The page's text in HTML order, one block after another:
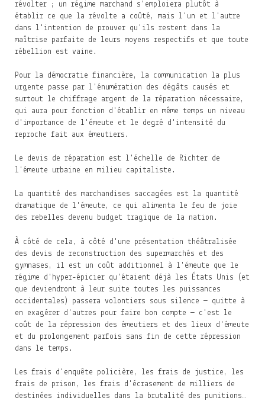
révolter ; un régime marchand s'emploiera plutôt à
établir ce que la révolte a coûté, mais l'un et l'autre
dans l'intention de prouver qu'ils restent dans la
maîtrise parfaite de leurs moyens respectifs et que toute
rébellion est vaine.
Pour la démocratie financière, la communication la plus
urgente passe par l'énumération des dégâts causés et
surtout le chiffrage argent de la réparation nécessaire,
qui aura pour fonction d'établir en même temps un niveau
d'importance de l'émeute et le degré d'intensité du
reproche fait aux émeutiers.
Le devis de réparation est l'échelle de Richter de
l'émeute urbaine en milieu capitaliste.
La quantité des marchandises saccagées est la quantité
dramatique de l'émeute, ce qui alimenta le feu de joie
des rebelles devenu budget tragique de la nation.
À côté de cela, à côté d'une présentation théâtralisée
des devis de reconstruction des supermarchés et des
gymnases, il est un coût additionnel à l'émeute que le
régime d'hyper-épicier qu'étaient déjà les États Unis (et
que deviendront à leur suite toutes les puissances
occidentales) passera volontiers sous silence — quitte à
en exagérer d'autres pour faire bon compte — c'est le
coût de la répression des émeutiers et des lieux d'émeute
et du prolongement parfois sans fin de cette répression
dans le temps.
Les frais d'enquête policière, les frais de justice, les
frais de prison, les frais d'écrasement de milliers de
destinées individuelles dans la brutalité des punitions…